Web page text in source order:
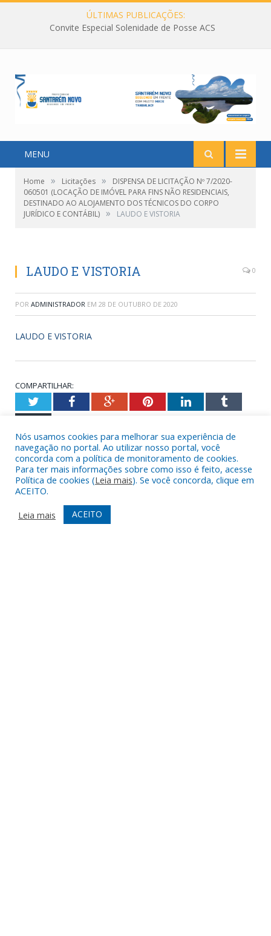
ÚLTIMAS PUBLICAÇÕES:
Convite Especial Solenidade de Posse ACS
MENU
Home » Licitações »
DISPENSA DE LICITAÇÃO Nº 7/2020-
060501 (LOCAÇÃO DE IMÓVEL PARA FINS NÃO RESIDENCIAIS,
DESTINADO AO ALOJAMENTO DOS TÉCNICOS DO CORPO
JURÍDICO E CONTÁBIL) » LAUDO E VISTORIA
LAUDO E VISTORIA 0
POR ADMINISTRADOR EM 28 DE OUTUBRO DE 2020
LAUDO E VISTORIA
COMPARTILHAR:
TwitterFacebookGoogle+PinterestLinkedInTumblr
CONTEÚDO RELACIONADO
Nós usamos cookies para melhorar sua experiência de
navegação no portal. Ao utilizar nosso portal, você
concorda com a política de monitoramento de cookies.
Para ter mais informações sobre como isso é feito, acesse
Política de cookies (Leia mais). Se você concorda, clique em
ACEITO.
Leia mais
ACEITO